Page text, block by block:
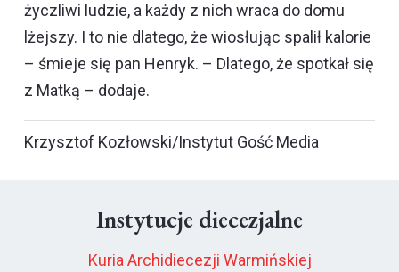
życzliwi ludzie, a każdy z nich wraca do domu
lżejszy. I to nie dlatego, że wiosłując spalił kalorie
– śmieje się pan Henryk. – Dlatego, że spotkał się
z Matką – dodaje.
Krzysztof Kozłowski/Instytut Gość Media
Instytucje diecezjalne
Kuria Archidiecezji Warmińskiej